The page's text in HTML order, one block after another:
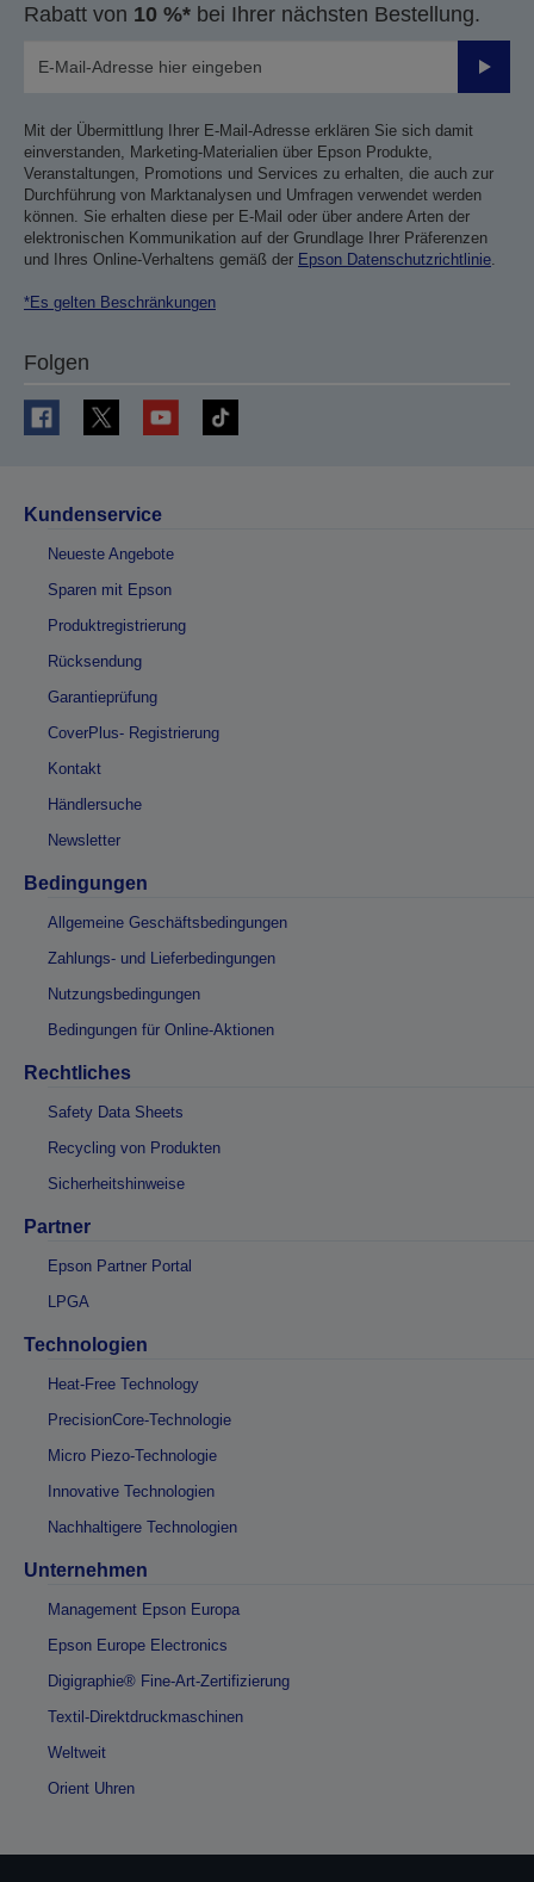
Rabatt von 10 %* bei Ihrer nächsten Bestellung.
Mit der Übermittlung Ihrer E-Mail-Adresse erklären Sie sich damit
einverstanden, Marketing-Materialien über Epson Produkte,
Veranstaltungen, Promotions und Services zu erhalten, die auch zur
Durchführung von Marktanalysen und Umfragen verwendet werden
können. Sie erhalten diese per E-Mail oder über andere Arten der
elektronischen Kommunikation auf der Grundlage Ihrer Präferenzen
und Ihres Online-Verhaltens gemäß der Epson Datenschutzrichtlinie.
*Es gelten Beschränkungen
Folgen
Kundenservice
Neueste Angebote
Sparen mit Epson
Produktregistrierung
Rücksendung
Garantieprüfung
CoverPlus- Registrierung
Kontakt
Händlersuche
Newsletter
Bedingungen
Allgemeine Geschäftsbedingungen
Zahlungs- und Lieferbedingungen
Nutzungsbedingungen
Bedingungen für Online-Aktionen
Rechtliches
Safety Data Sheets
Recycling von Produkten
Sicherheitshinweise
Partner
Epson Partner Portal
LPGA
Technologien
Heat-Free Technology
PrecisionCore-Technologie
Micro Piezo-Technologie
Innovative Technologien
Nachhaltigere Technologien
Unternehmen
Management Epson Europa
Epson Europe Electronics
Digigraphie® Fine-Art-Zertifizierung
Textil-Direktdruckmaschinen
Weltweit
Orient Uhren